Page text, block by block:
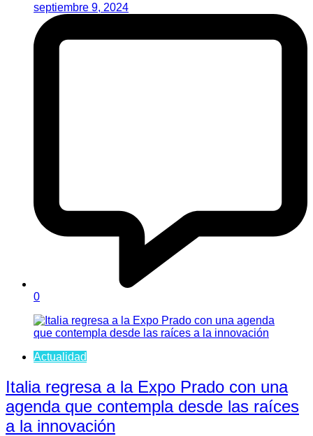
septiembre 9, 2024
0
Actualidad
Italia regresa a la Expo Prado con una
agenda que contempla desde las raíces
a la innovación